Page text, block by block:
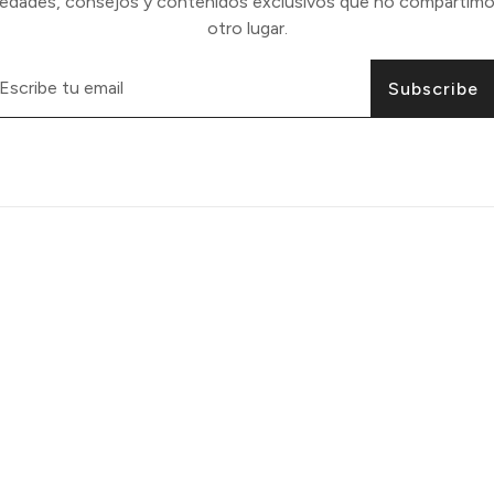
otro lugar.
Subscribe